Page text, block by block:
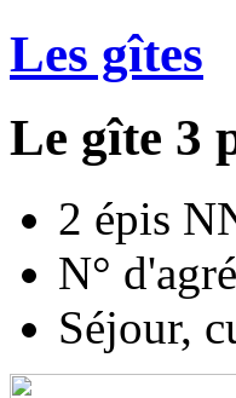
Les gîtes
Le gîte 3
2 épis
N°
Séjour,